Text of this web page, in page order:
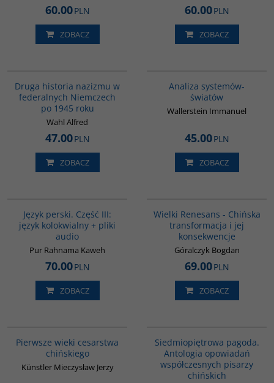
60.00PLN
ZOBACZ
60.00PLN
ZOBACZ
Druga historia nazizmu w
federalnych Niemczech
po 1945 roku
Wahl Alfred
47.00PLN
ZOBACZ
Analiza systemów-
światów
Wallerstein Immanuel
45.00PLN
ZOBACZ
Język perski. Część III:
język kolokwialny + pliki
audio
Pur Rahnama Kaweh
70.00PLN
ZOBACZ
Wielki Renesans - Chińska
transformacja i jej
konsekwencje
Góralczyk Bogdan
69.00PLN
ZOBACZ
Pierwsze wieki cesarstwa
chińskiego
Künstler Mieczysław Jerzy
Siedmiopiętrowa pagoda.
Antologia opowiadań
współczesnych pisarzy
chińskich